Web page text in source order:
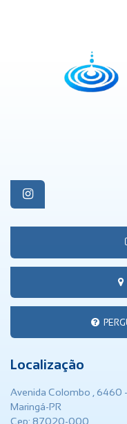
Localização
Avenida Colombo , 6460
Maringá-PR
Cep: 87020-000